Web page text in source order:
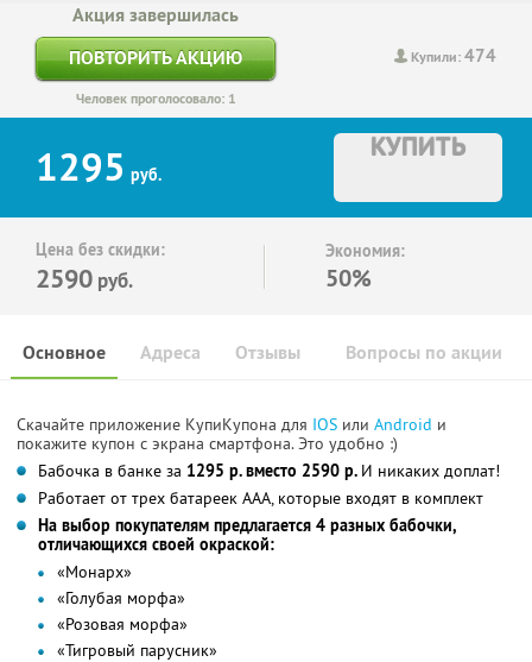
Купили:474
Акция завершилась
ПОВТОРИТЬ АКЦИЮ
Человек проголосовало: 1
1295 руб.
КУПИТЬ
Цена без скидки:
2590 руб.
Экономия:
50%
Основное Отзывы Вопросы по акции
Адреса
Скачайте приложение КупиКупона для IOS или Android и
покажите купон с экрана смартфона. Это удобно :)
Бабочка в банке за 1295 р. вместо 2590 р. И никаких доплат!
Работает от трех батареек ААА, которые входят в комплект
На выбор покупателям предлагается 4 разных бабочки,
отличающихся своей окраской:
«Монарх»
«Голубая морфа»
«Розовая морфа»
«Тигровый парусник»